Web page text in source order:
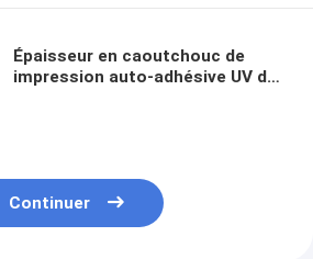
Épaisseur en caoutchouc de
impression auto-adhésive UV de
Continuer